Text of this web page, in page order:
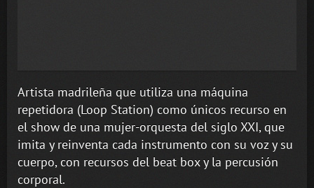
Artista madrileña que utiliza una máquina
repetidora (Loop Station) como únicos recurso en
el show de una mujer-orquesta del siglo XXI, que
imita y reinventa cada instrumento con su voz y su
cuerpo, con recursos del beat box y la percusión
corporal.